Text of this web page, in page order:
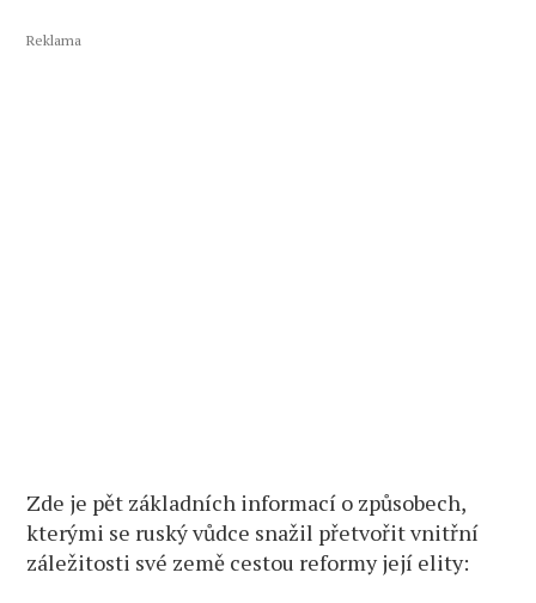
Reklama
Zde je pět základních informací o způsobech,
kterými se ruský vůdce snažil přetvořit vnitřní
záležitosti své země cestou reformy její elity: